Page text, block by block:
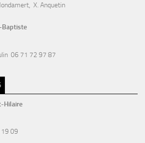
X. Anquetin
Baptiste
06 71 72 97 87
Hilaire
19 09